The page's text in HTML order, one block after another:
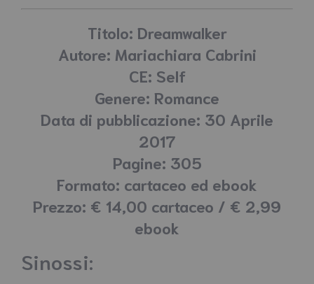
Titolo: Dreamwalker
Autore: Mariachiara Cabrini
CE: Self
Genere: Romance
Data di pubblicazione: 30 Aprile
2017
Pagine: 305
Formato: cartaceo ed ebook
Prezzo: € 14,00 cartaceo / € 2,99
ebook
Sinossi: